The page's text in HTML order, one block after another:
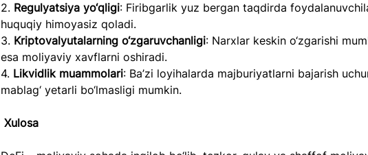
2. Regulyatsiya yo‘qligi: Firibgarlik yuz bergan taqdirda
huquqiy himoyasiz qoladi.
3. Kriptovalyutalarning o‘zgaruvchanligi: Narxlar keskin o‘zgarishi
esa moliyaviy xavflarni oshiradi.
4. Likvidlik muammolari: Ba’zi loyihalarda majburiyatlarni bajarish
mablag‘ yetarli bo‘lmasligi mumkin.
Xulosa